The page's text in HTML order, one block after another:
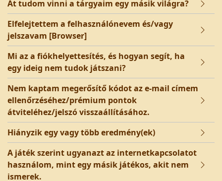
Át tudom vinni a tárgyaim egy másik világra?
Elfelejtettem a felhasználónevem és/vagy
jelszavam [Browser]
Mi az a fiókhelyettesítés, és hogyan segít, ha
egy ideig nem tudok játszani?
Nem kaptam megerősítő kódot az e-mail címem
ellenőrzéséhez/prémium pontok
átviteléhez/jelszó visszaállításához.
Hiányzik egy vagy több eredmény(ek)
A játék szerint ugyanazt az internetkapcsolatot
használom, mint egy másik játékos, akit nem
ismerek.